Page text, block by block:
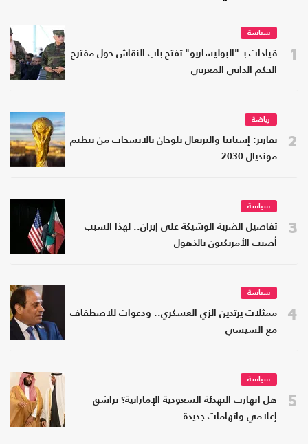
1
سياسة
قيادات بـ "البوليساريو" تفتح باب النقاش حول مقترح
الحكم الذاتي المغربي
2
رياضة
تقارير: إسبانيا والبرتغال تلوحان بالانسحاب من تنظيم
مونديال 2030
3
سياسة
تفاصيل الضربة الوشيكة على إيران.. لهذا السبب
أصيب الأمريكيون بالذهول
4
سياسة
ممثلات يرتدين الزي العسكري.. ودعوات للاصطفاف
مع السيسي
5
سياسة
هل انهارت التهدئة السعودية الإماراتية؟ تراشق
إعلامي واتهامات جديدة